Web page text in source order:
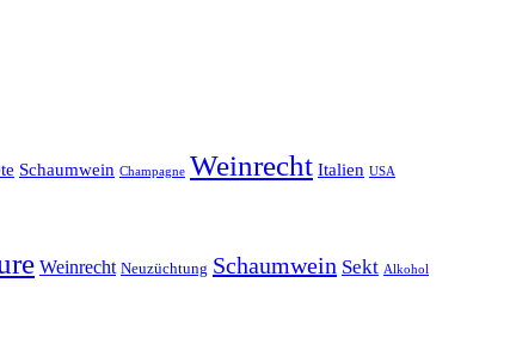
Schaumwein Champagne Weinrecht Italien USA
Weinrecht Neuzüchtung Schaumwein Sekt Alkohol